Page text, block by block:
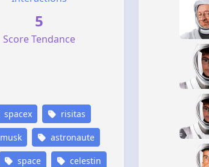
5
Score Tendance
spacex risitas
musk astronaute
space celestin